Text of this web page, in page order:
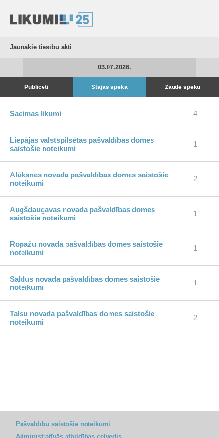
Jaunākie tiesību akti
03.07.2026.
Publicēti Stājas spēkā Zaudē spēku
Saeimas likumi 4
Liepājas valstspilsētas pašvaldības domes
saistošie noteikumi
1
Alūksnes novada pašvaldības domes saistošie
noteikumi
2
Augšdaugavas novada pašvaldības domes
saistošie noteikumi
1
Ropažu novada pašvaldības domes saistošie
noteikumi
1
Saldus novada pašvaldības domes saistošie
noteikumi
1
Talsu novada pašvaldības domes saistošie
noteikumi
2
Pašvaldību saistošie noteikumi
Administratīvās atbildības ceļvedis